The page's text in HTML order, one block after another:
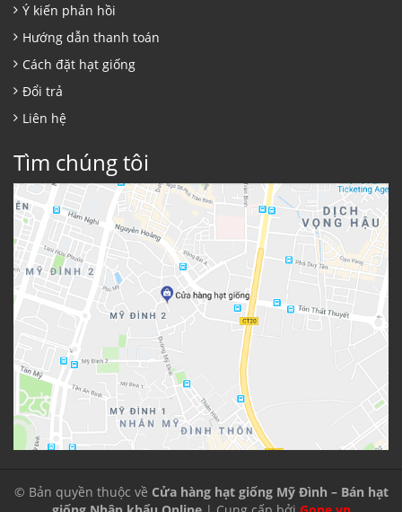
Ý kiến phản hồi
Hướng dẫn thanh toán
Cách đặt hạt giống
Đổi trả
Liên hệ
Tìm chúng tôi
© Bản quyền thuộc về Cửa hàng hạt giống Mỹ Đình – Bán hạt